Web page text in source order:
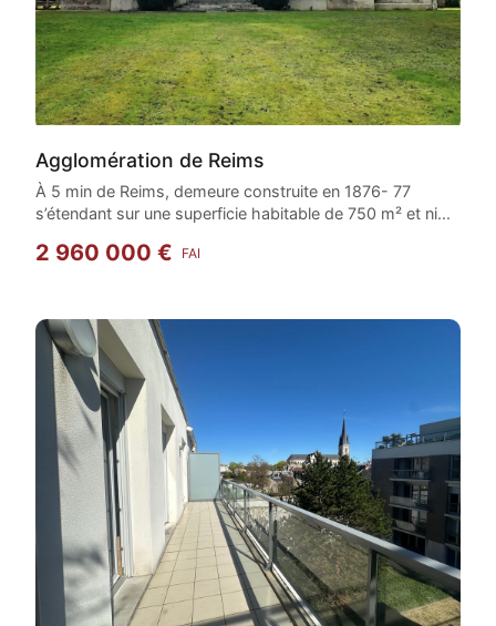
Agglomération de Reims
À 5 min de Reims, demeure construite en 1876- 77
s’étendant sur une superficie habitable de 750 m² et ni...
2 960 000 € FAI